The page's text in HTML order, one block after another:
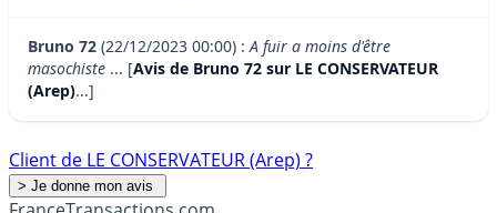
Bruno 72 (22/12/2023 00:00) :A fuir a moins d'être
masochiste ... [Avis de Bruno 72 sur LE CONSERVATEUR
(Arep)...]
Client de LE CONSERVATEUR (Arep) ?